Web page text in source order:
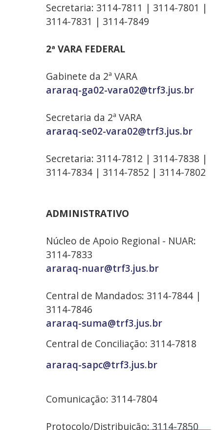
Secretaria: 3114-7811 | 3114-7801 |
3114-7831 | 3114-7849
2ª VARA FEDERAL
Gabinete da 2ª VARA
araraq-ga02-vara02@trf3.jus.br
Secretaria da 2ª VARA
araraq-se02-vara02@trf3.jus.br
Secretaria: 3114-7812 | 3114-7838 |
3114-7834 | 3114-7852 | 3114-7802
ADMINISTRATIVO
Núcleo de Apoio Regional - NUAR:
3114-7833
araraq-nuar@trf3.jus.br
Central de Mandados: 3114-7844 |
3114-7846
araraq-suma@trf3.jus.br
Central de Conciliação: 3114-7818
araraq-sapc@trf3.jus.br
Comunicação: 3114-7804
Protocolo/Distribuição: 3114-7850